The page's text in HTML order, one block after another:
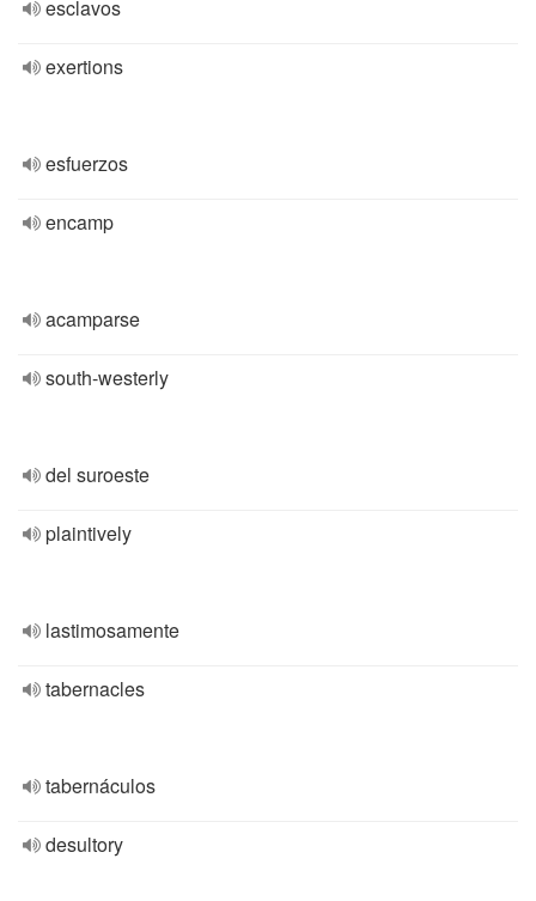
esclavos
exertions
esfuerzos
encamp
acamparse
south-westerly
del suroeste
plaintively
lastimosamente
tabernacles
tabernáculos
desultory